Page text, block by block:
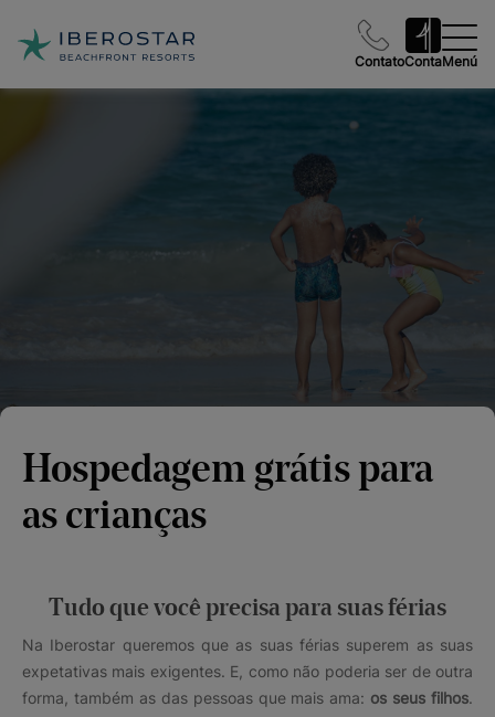
ContatoContaMenú
Hospedagem grátis para
as crianças
Tudo que você precisa para suas férias
Na Iberostar queremos que as suas férias superem as suas
expetativas mais exigentes. E, como não poderia ser de outra
forma, também as das pessoas que mais ama: os seus filhos.